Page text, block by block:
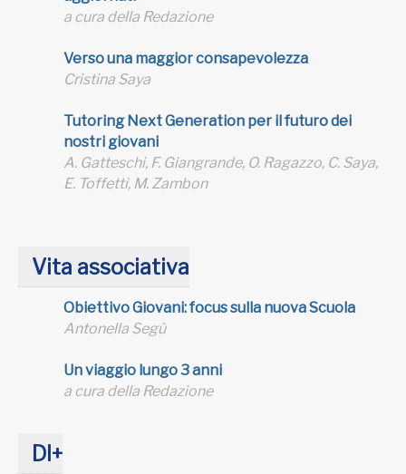
a cura della Redazione
Verso una maggior consapevolezza
Cristina Saya
Tutoring Next Generation per il futuro dei
nostri giovani
A. Gatteschi, F. Giangrande, O. Ragazzo, C. Saya,
E. Toffetti, M. Zambon
Vita associativa
Obiettivo Giovani: focus sulla nuova Scuola
Antonella Segù
Un viaggio lungo 3 anni
a cura della Redazione
DI+